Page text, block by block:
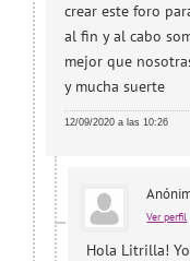
crear este foro
al fin y al cabo
mejor que
y mucha suerte
12/09/2020 a las 10:26
Ver perfil
Hola Litrilla!